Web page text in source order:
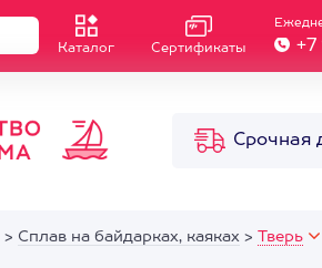
Каталог Сертификаты
Срочная
> Сплав на байдарках, каяках > Тверь